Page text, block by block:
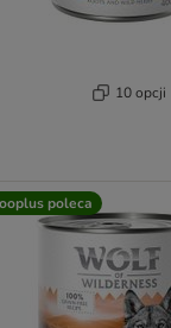
10 opcji
poleca